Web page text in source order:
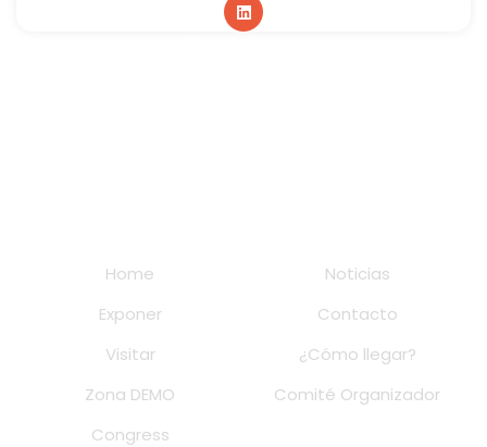
Home
Exponer
Visitar
Zona DEMO
Congress
Noticias
Contacto
¿Cómo llegar?
Comité Organizador